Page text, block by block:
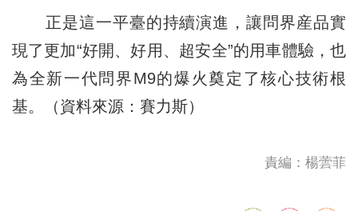
正是這一平臺的持續演進，讓問界産品實
現了更加“好開、好用、超安全”的用車體驗，也
為全新一代問界M9的爆火奠定了核心技術根
基。（資料來源：賽力斯）
責編：楊蕓菲